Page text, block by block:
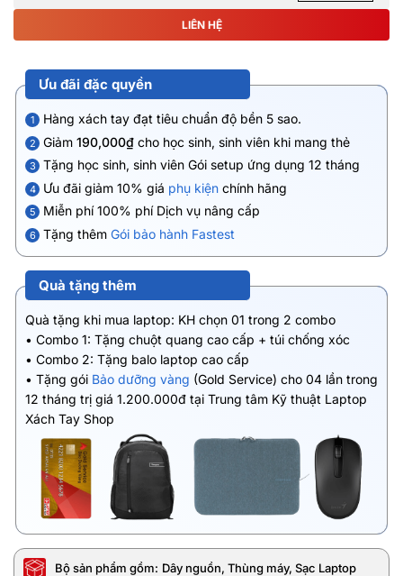
LIÊN HỆ
Ưu đãi đặc quyền
1 Hàng xách tay đạt tiêu chuẩn độ bền 5 sao.
2 Giảm 190,000₫ cho học sinh, sinh viên khi mang thẻ
3 Tặng học sinh, sinh viên Gói setup ứng dụng 12 tháng
4 Ưu đãi giảm 10% giá phụ kiện chính hãng
5 Miễn phí 100% phí Dịch vụ nâng cấp
6 Tặng thêm Gói bảo hành Fastest
Quà tặng thêm
Quà tặng khi mua laptop: KH chọn 01 trong 2 combo
• Combo 1: Tặng chuột quang cao cấp + túi chống xóc
• Combo 2: Tặng balo laptop cao cấp
• Tặng gói Bảo dưỡng vàng (Gold Service) cho 04 lần trong
12 tháng trị giá 1.200.000đ tại Trung tâm Kỹ thuật Laptop
Xách Tay Shop
Bộ sản phẩm gồm: Dây nguồn, Thùng máy, Sạc Laptop